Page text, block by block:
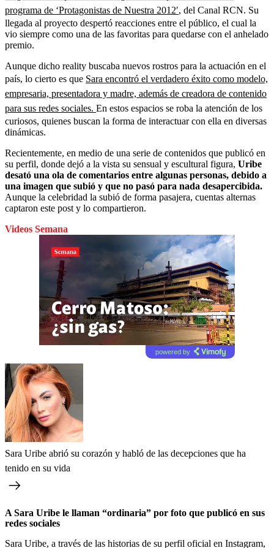
programa de ‘Protagonistas de Nuestra 2012′, del Canal RCN. Su
llegada al proyecto despertó reacciones entre el público, el cual la
vio siempre como una de las favoritas para quedarse con el anhelado
premio.
Aunque dicho reality buscaba nuevos rostros para la actuación en el
país, lo cierto es que Sara encontró el verdadero éxito como modelo,
empresaria, presentadora y madre, además de creadora de contenido
para sus redes sociales. En estos espacios se roba la atención de los
curiosos, quienes buscan la forma de interactuar con ella en diversas
dinámicas.
Recientemente, en medio de una serie de contenidos que publicó en
su perfil, donde dejó a la vista su sensual y escultural figura, Uribe
desató una ola de comentarios entre algunas personas, debido a
una imagen que subió y que no pasó para nada desapercibida.
Aunque la celebridad la subió de forma pasajera, cuentas alternas
captaron este post y lo compartieron.
Videos Semana
powered by
Sara Uribe abrió su corazón y habló de las decepciones que ha
tenido en su vida
A Sara Uribe le llaman “ordinaria” por foto que publicó en sus
redes sociales
Sara Uribe, a través de las historias de su perfil oficial en Instagram,